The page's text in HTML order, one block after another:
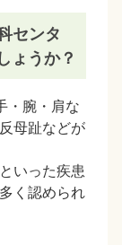
センタ
ょうか？
・腕・肩な
母趾などが
いった疾患
く認められ